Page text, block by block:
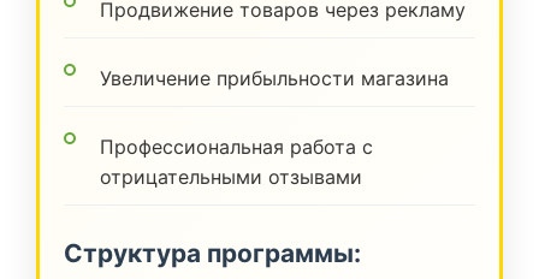
Продвижение товаров через рекламу
Увеличение прибыльности магазина
Профессиональная работа с
отрицательными отзывами
Структура программы: